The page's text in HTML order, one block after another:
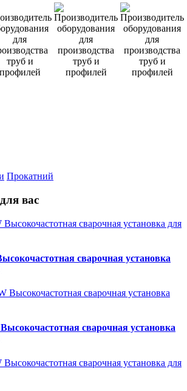
Прокатний
вас
сварочная установка
сварочная установка